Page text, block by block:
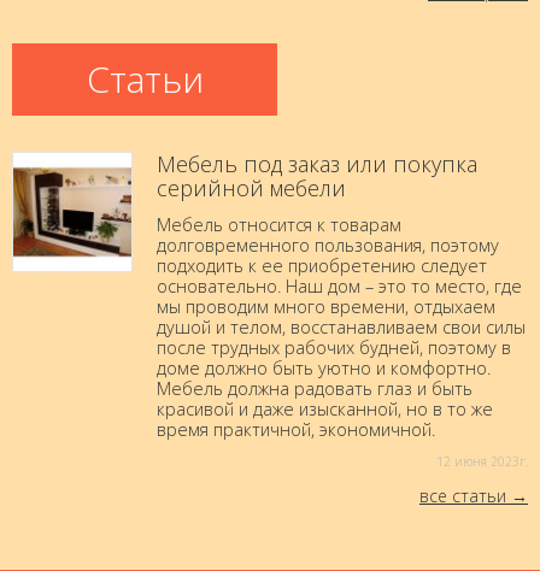
Статьи
Мебель под заказ или покупка
серийной мебели
Мебель относится к товарам
долговременного пользования, поэтому
подходить к ее приобретению следует
основательно. Наш дом – это то место, где
мы проводим много времени, отдыхаем
душой и телом, восстанавливаем свои силы
после трудных рабочих будней, поэтому в
доме должно быть уютно и комфортно.
Мебель должна радовать глаз и быть
красивой и даже изысканной, но в то же
время практичной, экономичной.
12 июня 2023г.
все статьи